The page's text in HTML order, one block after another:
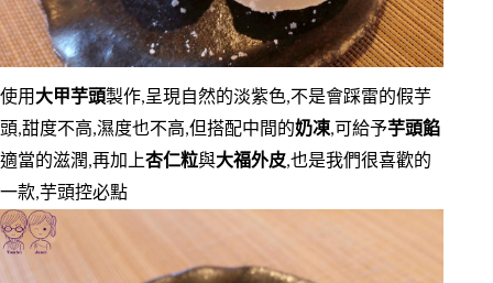
使用大甲芋頭製作,呈現自然的淡紫色,不是會踩雷的假芋
頭,甜度不高,濕度也不高,但搭配中間的奶凍,可給予芋頭餡
適當的滋潤,再加上杏仁粒與大福外皮,也是我們很喜歡的
一款,芋頭控必點